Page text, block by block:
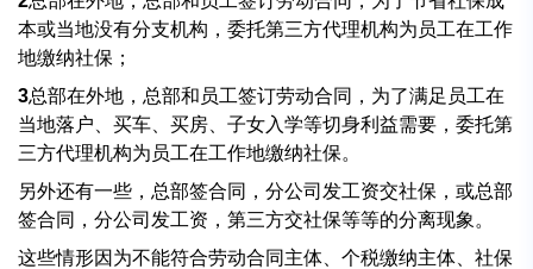
本或当地没有分支机构，委托第三方代理机构为员工在工作
地缴纳社保；
3总部在外地，总部和员工签订劳动合同，为了满足员工在
当地落户、买车、买房、子女入学等切身利益需要，委托第
三方代理机构为员工在工作地缴纳社保。
另外还有一些，总部签合同，分公司发工资交社保，或总部
签合同，分公司发工资，第三方交社保等等的分离现象。
这些情形因为不能符合劳动合同主体、个税缴纳主体、社保